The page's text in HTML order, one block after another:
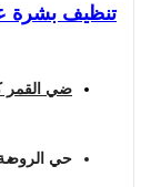
تنظيف بشرة
ضي القمر
حي الروضة